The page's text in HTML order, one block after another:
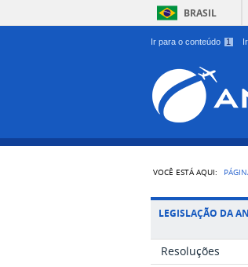
Ir para o conteúdo 1
BRASIL
VOCÊ ESTÁ AQUI:
LEGISLAÇÃO DA
Resoluções